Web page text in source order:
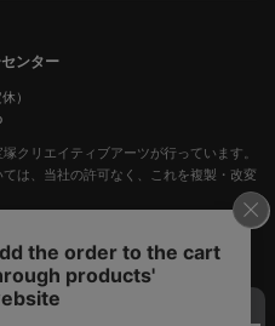
ンター
）
クリエイティブアーツが行っています。
は、当社の許可なく、これを複製・改変
エイティブアーツの出版物ほか写真等著
。